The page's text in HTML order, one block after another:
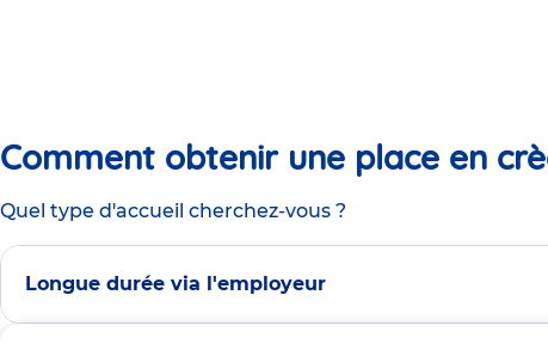
Comment obtenir une place en
Quel type d'accueil cherchez-vous ?
Longue durée via l'employeur